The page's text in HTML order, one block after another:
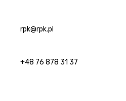
rpk@rpk.pl
+48 76 878 31 37